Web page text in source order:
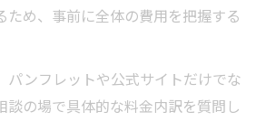
ため、事前に全体の費用を把握する
パンフレットや公式サイトだけでな
談の場で具体的な料金内訳を質問し